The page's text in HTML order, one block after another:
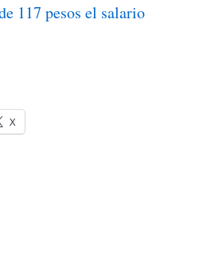
117 pesos el salario
X